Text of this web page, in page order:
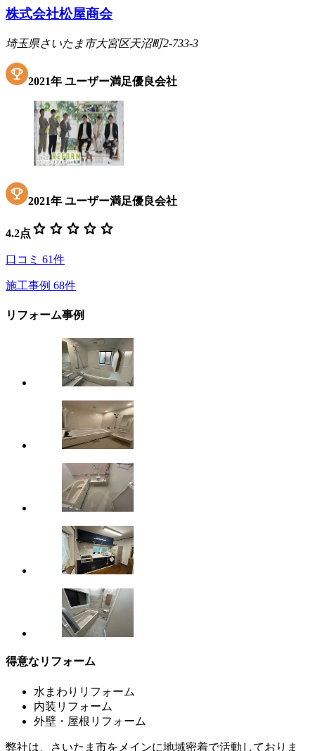
株式会社松屋商会
埼玉県さいたま市大宮区天沼町2-733-3
2021年 ユーザー満足優良会社
2021年 ユーザー満足優良会社
4.2点 star star star star star
口コミ 61件
施工事例 68件
リフォーム事例
得意なリフォーム
水まわりリフォーム
内装リフォーム
外壁・屋根リフォーム
弊社は、さいたま市をメインに地域密着で活動しておりま